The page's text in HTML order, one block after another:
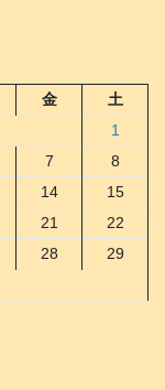
金
土
1
7
8
14
15
21
22
28
29